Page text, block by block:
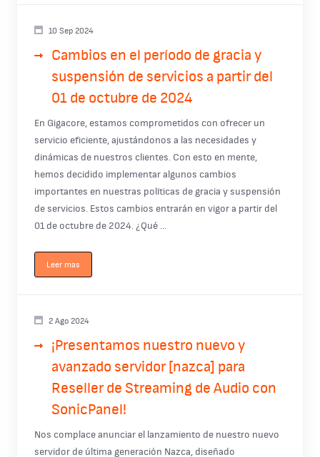
10 Sep 2024
Cambios en el período de gracia y
suspensión de servicios a partir del
01 de octubre de 2024
En Gigacore, estamos comprometidos con ofrecer un
servicio eficiente, ajustándonos a las necesidades y
dinámicas de nuestros clientes. Con esto en mente,
hemos decidido implementar algunos cambios
importantes en nuestras políticas de gracia y suspensión
de servicios. Estos cambios entrarán en vigor a partir del
01 de octubre de 2024. ¿Qué ...
Leer mas
2 Ago 2024
¡Presentamos nuestro nuevo y
avanzado servidor [nazca] para
Reseller de Streaming de Audio con
SonicPanel!
Nos complace anunciar el lanzamiento de nuestro nuevo
servidor de última generación Nazca, diseñado